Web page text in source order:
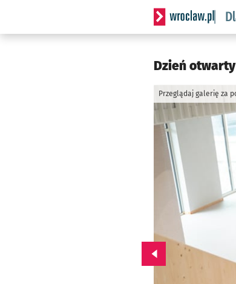
Serwis
Dzień
Przeglądaj galerię za
Przejdź do